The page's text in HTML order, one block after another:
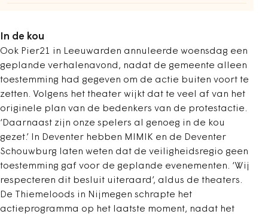
In de kou
Ook Pier21 in Leeuwarden annuleerde woensdag een
geplande verhalenavond, nadat de gemeente alleen
toestemming had gegeven om de actie buiten voort te
zetten. Volgens het theater wijkt dat te veel af van het
originele plan van de bedenkers van de protestactie.
‘Daarnaast zijn onze spelers al genoeg in de kou
gezet.’ In Deventer hebben MIMIK en de Deventer
Schouwburg laten weten dat de veiligheidsregio geen
toestemming gaf voor de geplande evenementen. ‘Wij
respecteren dit besluit uiteraard’, aldus de theaters.
De Thiemeloods in Nijmegen schrapte het
actieprogramma op het laatste moment, nadat het